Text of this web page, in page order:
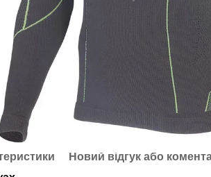
Новий відгук або